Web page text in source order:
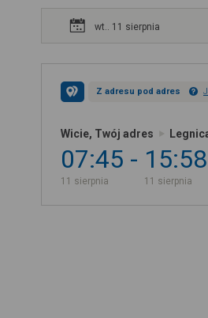
wt.. 11 sierpnia
Z adresu pod adres
Wicie, Twój adres
07:45
11 sierpnia
15:58
11 sierpnia